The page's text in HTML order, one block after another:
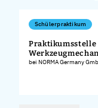
Schülerpraktikum
Praktikumsstelle
bei NORMA Germany